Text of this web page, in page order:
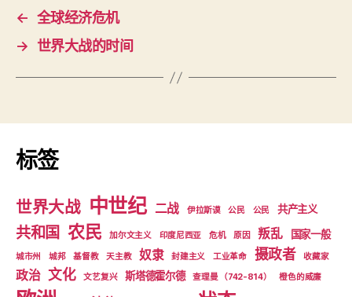
← 全球经济危机
→
世界大战的时间
标签
世界大战 中世纪 二战 伊拉斯谟 公民 公民 共产主义
共和国 农民 加尔文主义 印度尼西亚 危机 原因 叛乱 国家一般
城市州 城邦 基督教 天主教 奴隶 封建主义 工业革命 摄政者 收藏家
政治 文化 文艺复兴 斯塔德霍尔德 查理曼 （742-814） 橙色的威廉